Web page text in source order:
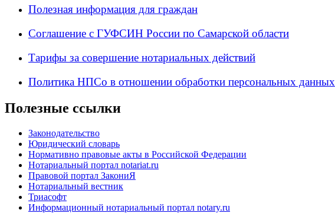
Полезная информация для граждан
Соглашение с ГУФСИН России по Самарской области
Тарифы за совершение нотариальных действий
Политика НПСо в отношении обработки персональных данных
Полезные ссылки
Законодательство
Юридический словарь
Нормативно правовые акты в Российской Федерации
Нотариальный портал notariat.ru
Правовой портал ЗакониЯ
Нотариальный вестник
Триасофт
Информационный нотариальный портал notary.ru